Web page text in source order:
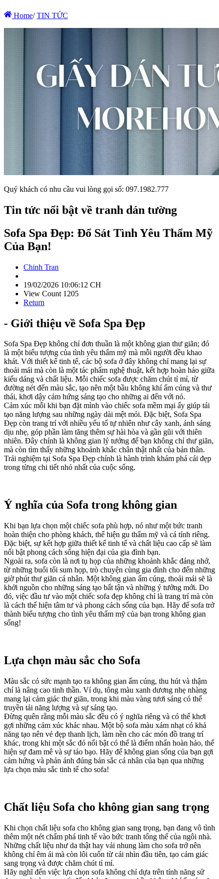
Home/ TIN TỨC
Quý khách có nhu cầu vui lòng gọi số: 097.1982.777
Tin tức nổi bật về tranh dán tường
Sofa Spa Đẹp: Đổ Sát Tình Yêu Thẩm Mỹ
Của Bạn!
Chinh Tran
19/02/2026 10:06:12 CH
View Count 1205
Return
- Giới thiệu về Sofa Spa Đẹp
Sofa Spa Đẹp không chỉ đơn thuần là một không gian thư giãn; đó
là một biểu tượng của tình yêu thẩm mỹ mà mỗi người đều khao
khát. Với thiết kế tinh tế, các bộ sofa ở đây không chỉ mang lại sự
thoải mái mà còn là một tác phẩm nghệ thuật, kết hợp hoàn hảo giữa
kiểu dáng và chất liệu. Mỗi chiếc sofa được chăm chút tỉ mỉ, từ
đường nét đến màu sắc, tạo nên một bầu không khí ấm cúng và thư
thái, khơi dậy cảm hứng sáng tạo cho những ai đến với nó.
Cảm xúc mỗi khi bạn đặt mình vào chiếc sofa mềm mại ấy giúp tái
tạo năng lượng sau những ngày dài mệt mỏi. Đặc biệt, Sofa Spa
Đẹp còn trang trí với nhiều yếu tố tự nhiên như cây xanh, ánh sáng
dịu nhẹ, góp phần làm tăng thêm sự hài hòa và gần gũi với thiên
nhiên. Đây chính là không gian lý tưởng để bạn không chỉ thư giãn,
mà còn tìm thấy những khoảnh khắc chân thật nhất của bản thân.
Trải nghiệm tại Sofa Spa Đẹp chính là hành trình khám phá cái đẹp
trong từng chi tiết nhỏ nhất của cuộc sống.
Ý nghĩa của Sofa trong không gian
Khi bạn lựa chọn một chiếc sofa phù hợp, nó như một bức tranh
hoàn thiện cho phòng khách, thể hiện gu thẩm mỹ và cá tính riêng.
Đặc biệt, sự kết hợp giữa thiết kế tinh tế và chất liệu cao cấp sẽ làm
nổi bật phong cách sống hiện đại của gia đình bạn.
Ngoài ra, sofa còn là nơi tụ họp của những khoảnh khắc đáng nhớ,
từ những buổi tối sum họp, trò chuyện cùng gia đình cho đến những
giờ phút thư giãn cá nhân. Một không gian ấm cúng, thoải mái sẽ là
khởi nguồn cho những sáng tạo bất tận và những ý tưởng mới. Do
đó, việc đầu tư vào một chiếc sofa đẹp không chỉ là trang trí mà còn
là cách thể hiện tâm tư và phong cách sống của bạn. Hãy để sofa trở
thành biểu tượng cho tình yêu thẩm mỹ của bạn trong không gian
sống!
Lựa chọn màu sắc cho Sofa
Màu sắc có sức mạnh tạo ra không gian ấm cúng, thu hút và thậm
chí là nâng cao tinh thần. Ví dụ, tông màu xanh dương nhẹ nhàng
mang lại cảm giác thư giãn, trong khi màu vàng tươi sáng có thể
truyền tải năng lượng và sự sáng tạo.
Đừng quên rằng mỗi màu sắc đều có ý nghĩa riêng và có thể khơi
gợi những cảm xúc khác nhau. Một bộ sofa màu xám nhạt có khả
năng tạo nên vẻ đẹp thanh lịch, làm nền cho các món đồ trang trí
khác, trong khi một sắc đỏ nổi bật có thể là điểm nhấn hoàn hảo, thể
hiện sự đam mê và sự táo bạo. Hãy để không gian sống của bạn gợi
cảm hứng và phản ánh đúng bản sắc cá nhân của bạn qua những
lựa chọn màu sắc tinh tế cho sofa!
Chất liệu Sofa cho không gian sang trọng
Khi chọn chất liệu sofa cho không gian sang trọng, bạn đang vô tình
thêm một nét chấm phá tinh tế vào bức tranh tổng thể của ngôi nhà.
Những chất liệu như da thật hay vải nhung làm cho sofa trở nên
không chỉ êm ái mà còn lôi cuốn từ cái nhìn đầu tiên, tạo cảm giác
sang trọng và được chăm chút tỉ mỉ.
Hãy nghĩ đến việc lựa chọn sofa không chỉ dựa trên tính năng sử